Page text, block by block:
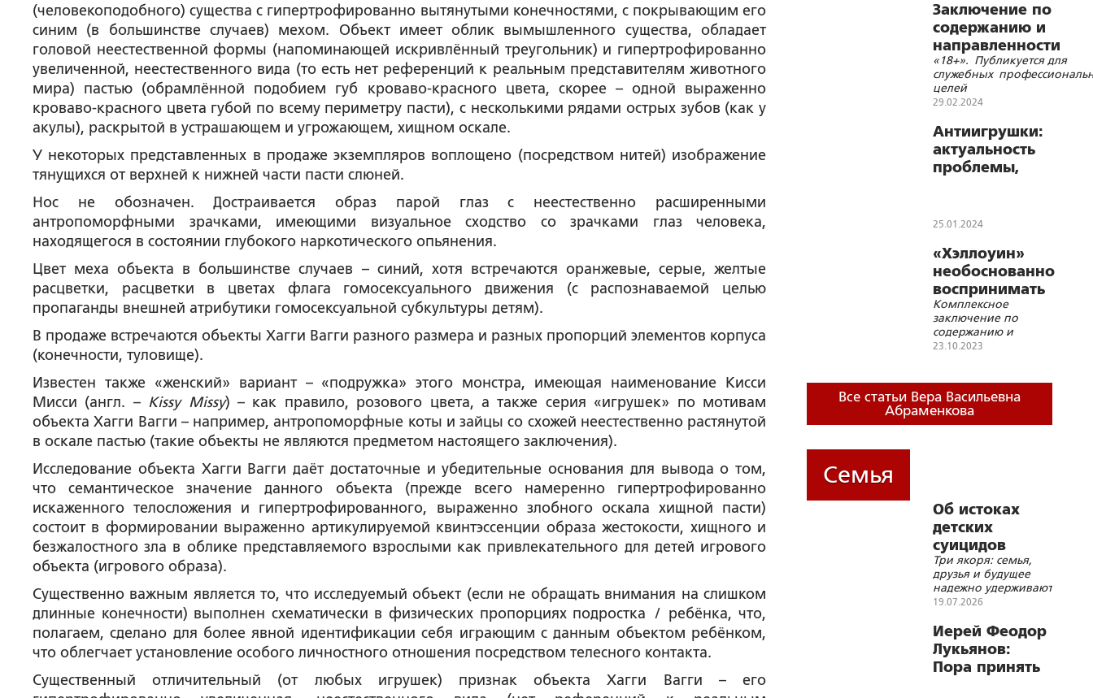
(человекоподобного) существа с гипертрофированно вытянутыми конечностями, с покрывающим его
синим (в большинстве случаев) мехом. Объект имеет облик вымышленного существа, обладает
головой неестественной формы (напоминающей искривлённый треугольник) и гипертрофированно
увеличенной, неестественного вида (то есть нет референций к реальным представителям животного
мира) пастью (обрамлённой подобием губ кроваво-красного цвета, скорее – одной выраженно
кроваво-красного цвета губой по всему периметру пасти), с несколькими рядами острых зубов (как у
акулы), раскрытой в устрашающем и угрожающем, хищном оскале.
У некоторых представленных в продаже экземпляров воплощено (посредством нитей) изображение
тянущихся от верхней к нижней части пасти слюней.
Нос не обозначен. Достраивается образ парой глаз с неестественно расширенными
антропоморфными зрачками, имеющими визуальное сходство со зрачками глаз человека,
находящегося в состоянии глубокого наркотического опьянения.
Цвет меха объекта в большинстве случаев – синий, хотя встречаются оранжевые, серые, желтые
расцветки, расцветки в цветах флага гомосексуального движения (с распознаваемой целью
пропаганды внешней атрибутики гомосексуальной субкультуры детям).
В продаже встречаются объекты Хагги Вагги разного размера и разных пропорций элементов корпуса
(конечности, туловище).
Известен также «женский» вариант – «подружка» этого монстра, имеющая наименование Кисси
Мисси (англ. – Kissy Missy) – как правило, розового цвета, а также серия «игрушек» по мотивам
объекта Хагги Вагги – например, антропоморфные коты и зайцы со схожей неестественно растянутой
в оскале пастью (такие объекты не являются предметом настоящего заключения).
Исследование объекта Хагги Вагги даёт достаточные и убедительные основания для вывода о том,
что семантическое значение данного объекта (прежде всего намеренно гипертрофированно
искаженного телосложения и гипертрофированного, выраженно злобного оскала хищной пасти)
состоит в формировании выраженно артикулируемой квинтэссенции образа жестокости, хищного и
безжалостного зла в облике представляемого взрослыми как привлекательного для детей игрового
объекта (игрового образа).
Существенно важным является то, что исследуемый объект (если не обращать внимания на слишком
длинные конечности) выполнен схематически в физических пропорциях подростка / ребёнка, что,
полагаем, сделано для более явной идентификации себя играющим с данным объектом ребёнком,
что облегчает установление особого личностного отношения посредством телесного контакта.
Существенный отличительный (от любых игрушек) признак объекта Хагги Вагги – его
производителями и
«детская игрушка»
Заключение по
содержанию и
направленности
фильма «Артём и
Ева»
«18+». Публикуется для
служебных
целей
29.02.2024
Антиигрушки:
актуальность
проблемы,
25.01.2024
«Хэллоуин»
необоснованно
воспринимать
как праздник
Комплексное
заключение по
содержанию и
направленности
характеру его
воздействия на детей
и о правовой
допустимости
23.10.2023
Все статьи Вера Васильевна
Абраменкова
Семья
Об истоках
детских
суицидов
Три якоря: семья,
друзья и будущее
надежно удерживают
ребенка в этой
19.07.2026
Иерей Феодор
Лукьянов:
Пора принять